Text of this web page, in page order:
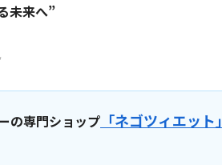
未来へ”
の専門ショップ 「ネゴツィエット」